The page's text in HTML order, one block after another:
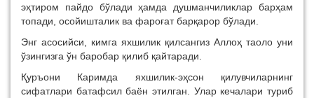
эҳтиром пайдо бўлади ҳамда душманчиликлар барҳам
топади, осойишталик ва фароғат барқарор бўлади.
Энг асосийси, кимга яхшилик қилсангиз Аллоҳ таоло уни
ўзингизга ўн баробар қилиб қайтаради.
Қуръони Каримда яхшилик-эҳсон қилувчиларнинг
сифатлари батафсил баён этилган. Улар кечалари туриб